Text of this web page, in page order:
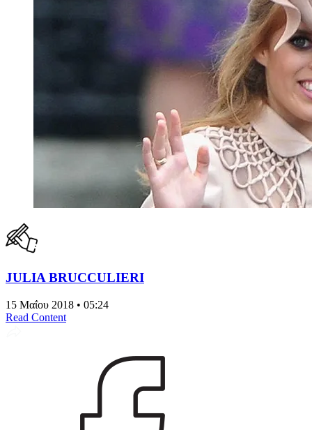
JULIA BRUCCULIERI
15 Μαΐου 2018 • 05:24
Read Content